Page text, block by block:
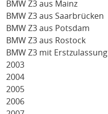
BMW Z3 aus Mainz
BMW Z3 aus Saarbrücken
BMW Z3 aus Potsdam
BMW Z3 aus Rostock
BMW Z3 mit Erstzulassung
2003
2004
2005
2006